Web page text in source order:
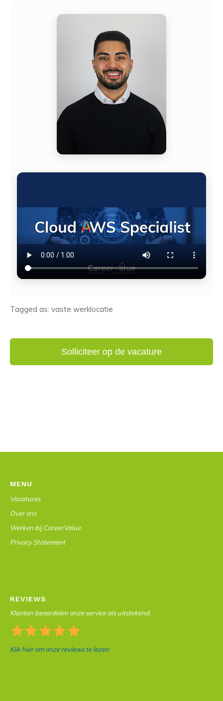
Tagged as: vaste werklocatie
MENU
Vacatures
Over ons
Werken bij CareerValue
Privacy Statement
REVIEWS
Klanten beoordelen onze service als uitstekend.
Klik hier om onze reviews te lezen